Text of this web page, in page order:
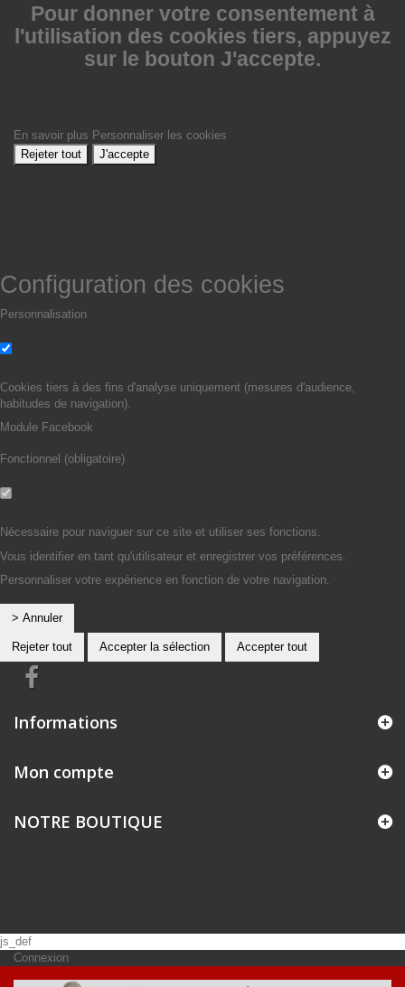
Pour donner votre consentement à
l'utilisation des cookies tiers, appuyez
sur le bouton J'accepte.
En savoir plus Personnaliser les cookies
Rejeter tout
J'accepte
Configuration des cookies
Personnalisation
Cookies tiers à des fins d'analyse uniquement (mesures d'audience,
habitudes de navigation).
Module Facebook
Fonctionnel (obligatoire)
Nécessaire pour naviguer sur ce site et utiliser ses fonctions.
Vous identifier en tant qu'utilisateur et enregistrer vos préférences.
Personnaliser votre expérience en fonction de votre navigation.
> Annuler
Rejeter tout Accepter la sélection Accepter tout
Informations
Mon compte
NOTRE BOUTIQUE
js_def
Connexion